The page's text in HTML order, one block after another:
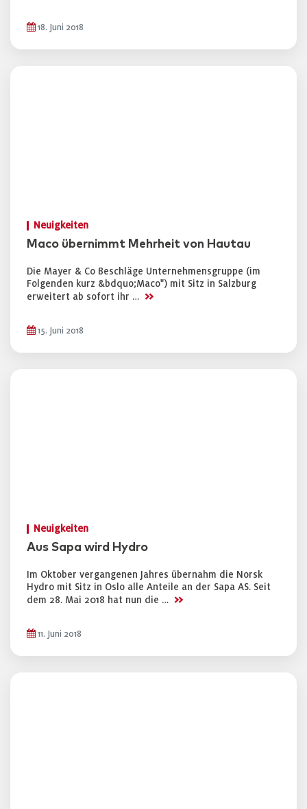
18. Juni 2018
Neuigkeiten
Maco übernimmt Mehrheit von Hautau
Die Mayer & Co Beschläge Unternehmensgruppe (im
Folgenden kurz &bdquo;Maco") mit Sitz in Salzburg
erweitert ab sofort ihr … >>
15. Juni 2018
Neuigkeiten
Aus Sapa wird Hydro
Im Oktober vergangenen Jahres übernahm die Norsk
Hydro mit Sitz in Oslo alle Anteile an der Sapa AS. Seit
dem 28. Mai 2018 hat nun die … >>
11. Juni 2018